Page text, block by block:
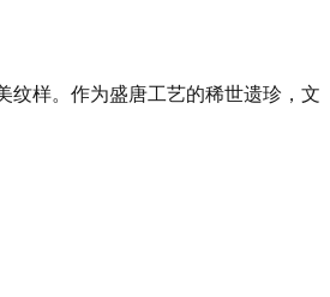
纹样。作为盛唐工艺的稀世遗珍，文